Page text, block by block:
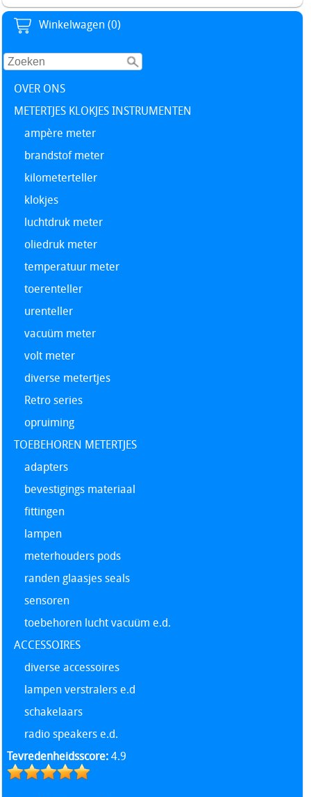
Winkelwagen (0)
OVER ONS
METERTJES KLOKJES INSTRUMENTEN
ampère meter
brandstof meter
kilometerteller
klokjes
luchtdruk meter
oliedruk meter
temperatuur meter
toerenteller
urenteller
vacuüm meter
volt meter
diverse metertjes
Retro series
opruiming
TOEBEHOREN METERTJES
adapters
bevestigings materiaal
fittingen
lampen
meterhouders pods
randen glaasjes seals
sensoren
toebehoren lucht vacuüm e.d.
ACCESSOIRES
diverse accessoires
lampen verstralers e.d
schakelaars
radio speakers e.d.
Tevredenheidsscore:4.9